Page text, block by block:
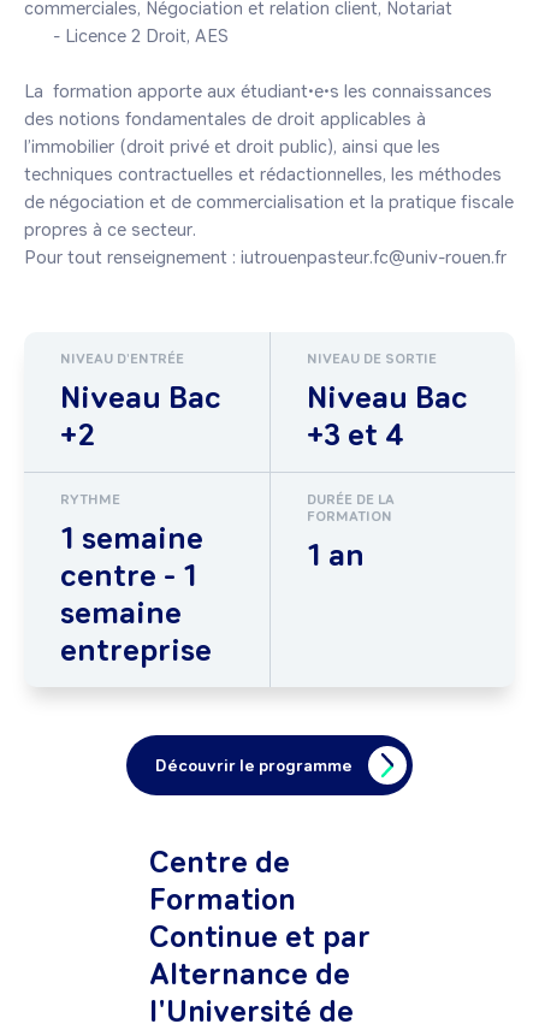
commerciales, Négociation et relation client, Notariat
La  formation apporte aux étudiant•e•s les connaissances
des notions fondamentales de droit applicables à
l’immobilier (droit privé et droit public), ainsi que les
techniques contractuelles et rédactionnelles, les méthodes
de négociation et de commercialisation et la pratique fiscale
propres à ce secteur.
NIVEAU D'ENTRÉE
Niveau Bac
+2
NIVEAU DE SORTIE
Niveau Bac
+3 et 4
RYTHME
1 semaine
centre - 1
semaine
entreprise
DURÉE DE LA
FORMATION
1 an
Découvrir le programme
Centre de
Formation
Continue et par
Alternance de
l'Université de